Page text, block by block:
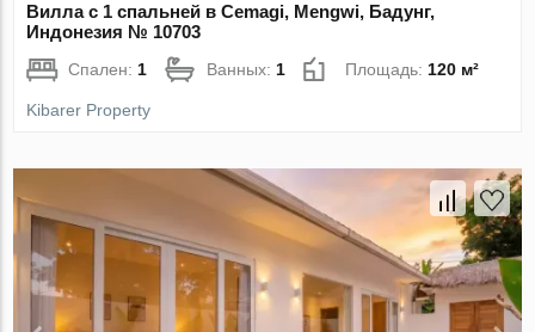
Вилла с 1 спальней в Cemagi, Mengwi, Бадунг,
Индонезия № 10703
Спален:1 Ванных:1 Площадь:120 м²
Kibarer Property